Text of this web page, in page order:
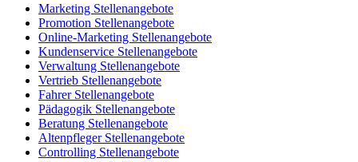
Marketing Stellenangebote
Promotion Stellenangebote
Online-Marketing Stellenangebote
Kundenservice Stellenangebote
Verwaltung Stellenangebote
Vertrieb Stellenangebote
Fahrer Stellenangebote
Pädagogik Stellenangebote
Beratung Stellenangebote
Altenpfleger Stellenangebote
Controlling Stellenangebote